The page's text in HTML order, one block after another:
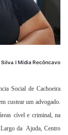
Silva l Mídia Recôncavo
Social de Cachoeira
custear um advogado.
cível e criminal, na
Largo da Ajuda, Centro